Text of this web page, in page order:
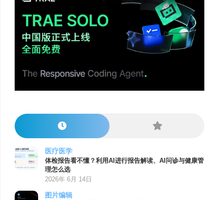
医疗医学
体检报告看不懂？利用AI进行报告解读、AI问诊与健康管
理怎么选
2026年 6月 14日
图片编辑